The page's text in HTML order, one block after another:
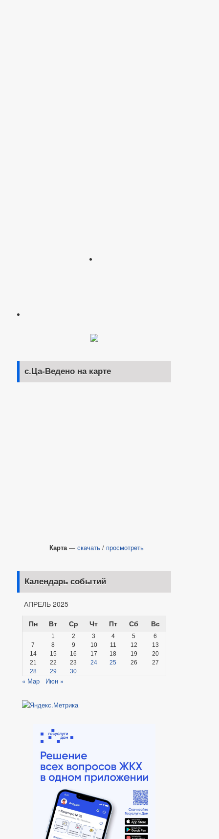
с.Ца-Ведено на карте
Карта — скачать / просмотреть
Календарь событий
АПРЕЛЬ 2025
Пн
Вт Ср Чт Пт Сб Вс
1 2 3 4 5
6
7
8 9 10 11 12
13
14
15 16 17 18 19
20
21
22 23 24 25 26
27
28
29 30
« Мар Июн »